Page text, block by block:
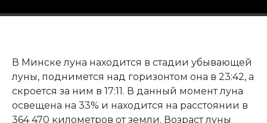
В Минске луна находится в стадии убывающей
луны, поднимется над горизонтом она в 23:42, а
скроется за ним в 17:11. В данный момент луна
освещена на 33% и находится на расстоянии в
364 470 километров от земли. Возраст луны